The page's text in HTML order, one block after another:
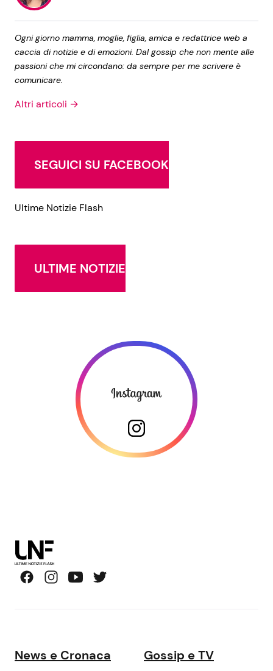
Ogni giorno mamma, moglie, figlia, amica e redattrice web a
caccia di notizie e di emozioni. Dal gossip che non mente alle
passioni che mi circondano: da sempre per me scrivere è
comunicare.
Altri articoli →
SEGUICI SU FACEBOOK
Ultime Notizie Flash
ULTIME NOTIZIE
News e Cronaca Gossip e TV